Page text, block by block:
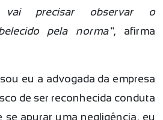
vai precisar observar o
pela norma”, afirma
eu a advogada da empresa
de ser reconhecida conduta